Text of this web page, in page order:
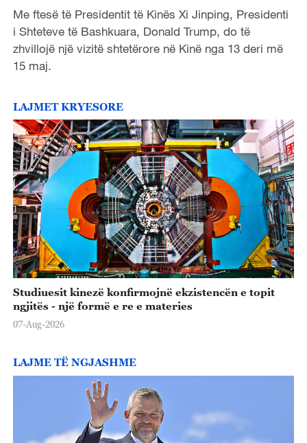
Me ftesë të Presidentit të Kinës Xi Jinping, Presidenti
i Shteteve të Bashkuara, Donald Trump, do të
zhvillojë një vizitë shtetërore në Kinë nga 13 deri më
15 maj.
LAJMET KRYESORE
Studiuesit kinezë konfirmojnë ekzistencën e topit
ngjitës - një formë e re e materies
07-Aug-2026
LAJME TË NGJASHME